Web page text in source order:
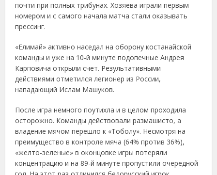
почти при полных трибунах. Хозяева играли первым
номером и с самого начала матча стали оказывать
прессинг.
«Елимай» активно наседал на оборону костанайской
команды и уже на 10-й минуте подопечные Андрея
Карповича открыли счет. Результативными
действиями отметился легионер из России,
нападающий Ислам Машуков.
После игра немного поутихла и в целом проходила
осторожно. Команды действовали размашисто, а
владение мячом перешло к «Тоболу». Несмотря на
преимущество в контроле мяча (64% против 36%),
«желто-зеленые» в оконцовке игры потеряли
концентрацию и на 89-й минуте пропустили очередной